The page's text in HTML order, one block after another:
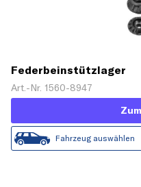
Federbeinstützlager
Art.-Nr. 1560-8947
Fahrzeug auswählen